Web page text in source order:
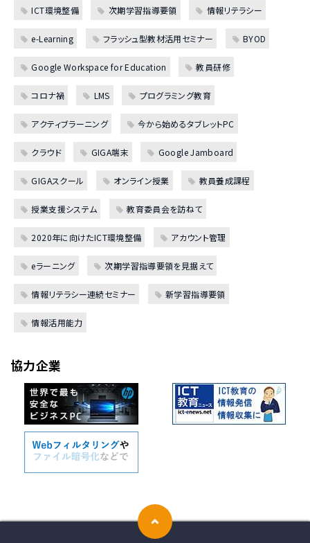
ICT環境整備 次期学習指導要領 情報リテラシー
e-Learning フラッシュ型教材活用セミナー BYOD
Google Workspace for Education 教員研修
コロナ禍 LMS プログラミング教育
アクティブラーニング 今から始めるタブレットPC
クラウド GIGA端末 Google Jamboard
GIGAスクール オンライン授業 教員養成課程
授業支援システム 教育委員会を訪ねて
2020年に向けたICT環境整備 アカウント管理
eラーニング 次期学習指導要領を見据えて
情報リテラシー連続セミナー 新学習指導要領
情報活用能力
協力企業